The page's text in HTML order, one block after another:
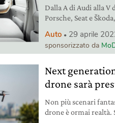
Dalla A di Audi alla V
Porsche, Seat e
elettrica è la punta di
materiali e dei
Auto 29 aprile
sponsorizzato da
Next
drone sarà
Non più scenari
drone è ormai realtà.